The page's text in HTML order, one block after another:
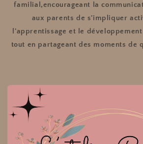
familial,encourageant la
aux parents de s'impliquer
l'apprentissage et le
tout en partageant des moments de